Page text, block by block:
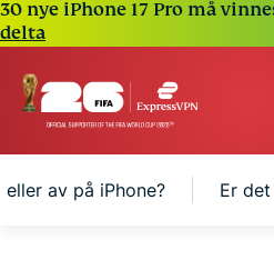
30 nye iPhone 17 Pro må
delta
av på iPhone? Er